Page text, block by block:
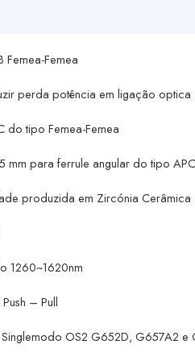
Femea-Femea
perda potência em ligação optica
do tipo Femea-Femea
para ferrule angular do tipo
produzida em Zircónia Cerâmica
1260~1620nm
– Pull
OS2 G652D, G657A2 e